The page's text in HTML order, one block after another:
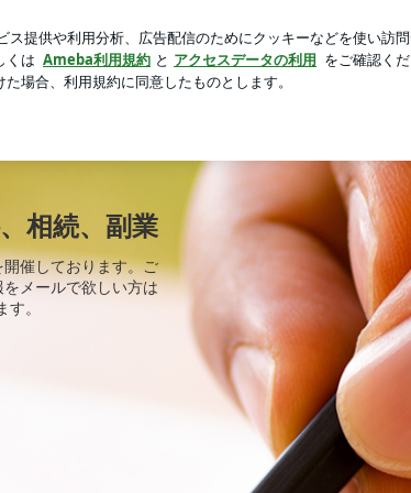
繕、相続、副業
ロ
相続、副業
催しております。ご
メールで欲しい方は
。